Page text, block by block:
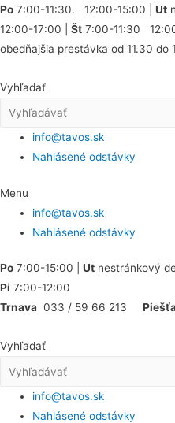
Po 7:00-11:30. 12:00-15:00 | Ut
12:00-17:00 | Št 7:00-11:30
obedňajšia prestávka od 11.30 do
Vyhľadať
info@tavos.sk
Nahlásené odstávky
Menu
info@tavos.sk
Nahlásené odstávky
Po 7:00-15:00 | Ut nestránkový
Pi 7:00-12:00
Trnava 033 / 59 66 213
Vyhľadať
info@tavos.sk
Nahlásené odstávky